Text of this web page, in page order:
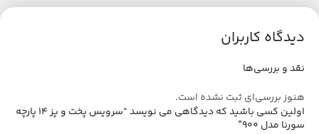
دیدگاه کاربران
نقد و بررسی‌ها
هنوز بررسی‌ای ثبت نشده است.
اولین کسی باشید که دیدگاهی می نویسد “سرویس پخت و پز ۱۴ پارچه
سورنا مدل ۹۰۰”